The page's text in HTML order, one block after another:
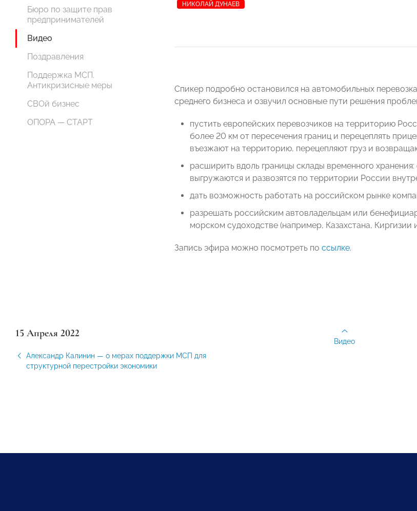
Бюро по защите прав
предпринимателей
Видео
Поздравления
Поддержка МСП.
Антикризисные меры
СВОй бизнес
ОПОРА — СТАРТ
НИКОЛАЙ ДУНАЕВ
Спикер подробно остановился на автомобильных
среднего бизнеса и озвучил основные пути решения
пустить европейских перевозчиков на территорию
более 20 км от пересечения границ и перецеплять
въезжают на территорию, перецепляют груз и
расширить вдоль границы склады временного
выгружаются и развозятся по территории России
дать возможность работать на российском рынке
разрешать российским автовладельцам или
морском судоходстве (например, Казахстана, Киргизии
Запись эфира можно посмотреть по ссылке.
15 Апреля 2022
Александр Калинин — о мерах поддержки МСП для
структурной перестройки экономики
Видео